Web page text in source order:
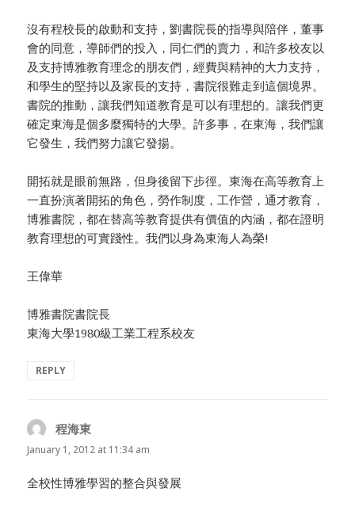
沒有程校長的啟動和支持，劉書院長的指導與陪伴，董事
會的同意，導師們的投入，同仁們的賣力，和許多校友以
及支持博雅教育理念的朋友們，經費與精神的大力支持，
和學生的堅持以及家長的支持，書院很難走到這個境界。
書院的推動，讓我們知道教育是可以有理想的。讓我們更
確定東海是個多麼獨特的大學。許多事，在東海，我們讓
它發生，我們努力讓它發揚。
開拓就是眼前無路，但身後留下步徑。東海在高等教育上
一直扮演著開拓的角色，勞作制度，工作營，通才教育，
博雅書院，都在替高等教育提供有價值的內涵，都在證明
教育理想的可實踐性。我們以身為東海人為榮!
王偉華
博雅書院書院長
東海大學1980級工業工程系校友
REPLY
程海東
January 1, 2012 at 11:34 am
全校性博雅學習的整合與發展